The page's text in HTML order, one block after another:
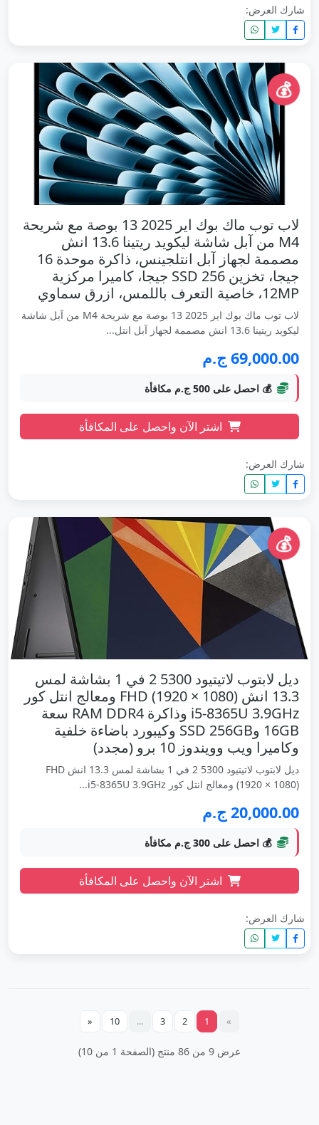
شارك العرض:
💰
لاب توب ماك بوك اير 2025 13 بوصة مع شريحة
M4 من آبل شاشة ليكويد ريتينا 13.6 انش
مصممة لجهاز آبل انتلجينس، ذاكرة موحدة 16
جيجا، تخزين SSD 256 جيجا، كاميرا مركزية
12MP، خاصية التعرف باللمس، ازرق سماوي
لاب توب ماك بوك اير 2025 13 بوصة مع شريحة M4 من آبل شاشة
ليكويد ريتينا 13.6 انش مصممة لجهاز آبل انتل...
69,000.00 ج.م
💰 احصل على 500 ج.م مكافأة
اشتر الآن واحصل على المكافأة
شارك العرض:
💰
ديل لابتوب لاتيتيود 5300 2 في 1 بشاشة لمس
13.3 انش FHD (1920 × 1080) ومعالج انتل كور
i5-8365U 3.9GHz وذاكرة RAM DDR4 سعة
16GB وSSD 256GB وكيبورد باضاءة خلفية
وكاميرا ويب وويندوز 10 برو (مجدد)
ديل لابتوب لاتيتيود 5300 2 في 1 بشاشة لمس 13.3 انش FHD
(1920 × 1080) ومعالج انتل كور i5-8365U 3.9GHz...
20,000.00 ج.م
💰 احصل على 300 ج.م مكافأة
اشتر الآن واحصل على المكافأة
شارك العرض:
»
1
2
3
...
10
«
عرض 9 من 86 منتج (الصفحة 1 من 10)